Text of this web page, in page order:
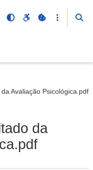
Avaliação Psicológica.pdf
da